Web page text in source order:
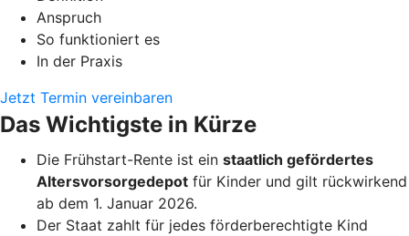
Anspruch
So funktioniert es
In der Praxis
Jetzt Termin vereinbaren
Das Wichtigste in Kürze
Die Frühstart-Rente ist ein staatlich gefördertes
Altersvorsorgedepot für Kinder und gilt rückwirkend
ab dem 1. Januar 2026.
Der Staat zahlt für jedes förderberechtigte Kind